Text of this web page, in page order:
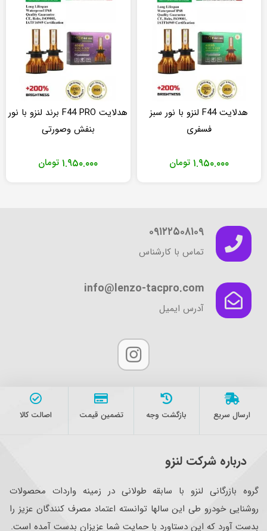
هدلایت F44 لنزو با نور سبز
فسفری
تومان ۱.۹۵۰.۰۰۰
هدلایت F44 PRO برند لنزو با نور
بنفش وصورتی
تومان ۱.۹۵۰.۰۰۰
۰۹۱۲۲۵۰۸۱۰۹
تماس با کارشناس
info@lenzo-tacpro.com
آدرس ایمیل
ارسال سریع بازگشت وجه تضمین قیمت اصالت کالا
درباره شرکت لنزو
گروه بازرگانی لنزو با سابقه طولانی در زمینه واردات محصولات
روشنایی خودرو طی این سالها توانسته اعتماد مصرف کنندگان عزیز را
بدست آورد که این دستاورد با حمایت شما عزیزان بدست آمده است.